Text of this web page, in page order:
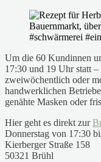
Um die 60 Kundinnen
17:30 und 19 Uhr statt
zweiwöchentlich oder
handwerklichen
genähte Masken oder
Hier geht es direkt zur
Donnerstag von 17:30
Kierberger Straße 158
50321 Brühl